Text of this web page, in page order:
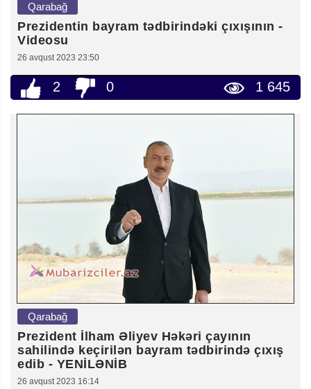
Qarabağ
Prezidentin bayram tədbirindəki çıxışının -
Videosu
26 avqust 2023 23:50
2 0 1 645
Qarabağ
Prezident İlham Əliyev Həkəri çayının
sahilində keçirilən bayram tədbirində çıxış
edib - YENİLƏNİB
26 avqust 2023 16:14